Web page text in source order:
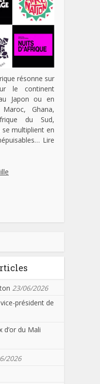
résonne sur
le continent
Japon ou en
Ghana,
du Sud,
multiplient en
Lire
23/06/2026
président de
d’or du Mali
2026